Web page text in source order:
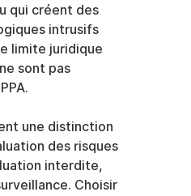
qui créent des
intrusifs
limite juridique
sont pas
une distinction
des risques
interdite,
Choisir